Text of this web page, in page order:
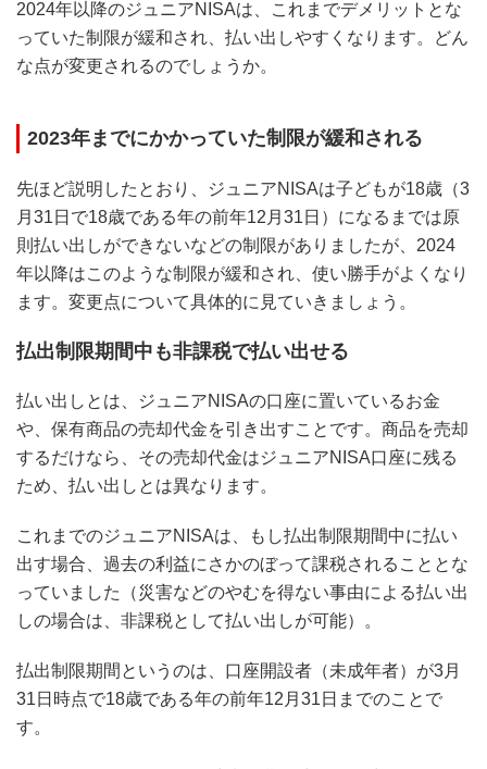
2024年以降のジュニアNISAは、これまでデメリットとな
っていた制限が緩和され、払い出しやすくなります。どん
な点が変更されるのでしょうか。
2023年までにかかっていた制限が緩和される
先ほど説明したとおり、ジュニアNISAは子どもが18歳（3
月31日で18歳である年の前年12月31日）になるまでは原
則払い出しができないなどの制限がありましたが、2024
年以降はこのような制限が緩和され、使い勝手がよくなり
ます。変更点について具体的に見ていきましょう。
払出制限期間中も非課税で払い出せる
払い出しとは、ジュニアNISAの口座に置いているお金
や、保有商品の売却代金を引き出すことです。商品を売却
するだけなら、その売却代金はジュニアNISA口座に残る
ため、払い出しとは異なります。
これまでのジュニアNISAは、もし払出制限期間中に払い
出す場合、過去の利益にさかのぼって課税されることとな
っていました（災害などのやむを得ない事由による払い出
しの場合は、非課税として払い出しが可能）。
払出制限期間というのは、口座開設者（未成年者）が3月
31日時点で18歳である年の前年12月31日までのことで
す。